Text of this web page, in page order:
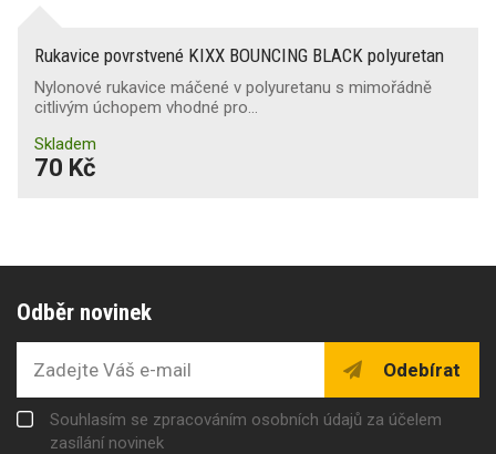
Rukavice povrstvené KIXX BOUNCING BLACK polyuretan
Nylonové rukavice máčené v polyuretanu s mimořádně
citlivým úchopem vhodné pro…
Skladem
70 Kč
Odběr novinek
Odebírat
Souhlasím se zpracováním osobních údajů za účelem
zasílání novinek